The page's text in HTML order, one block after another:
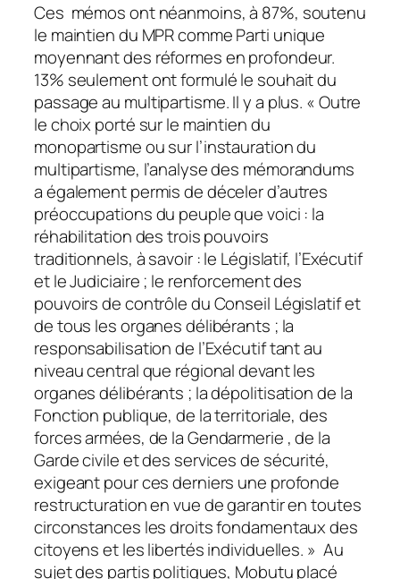
Ces mémos ont néanmoins, à 87%, soutenu
le maintien du MPR comme Parti unique
moyennant des réformes en profondeur.
13% seulement ont formulé le souhait du
passage au multipartisme. Il y a plus. « Outre
le choix porté sur le maintien du
monopartisme ou sur l’instauration du
multipartisme, l’analyse des mémorandums
a également permis de déceler d’autres
préoccupations du peuple que voici : la
réhabilitation des trois pouvoirs
traditionnels, à savoir : le Législatif, l’Exécutif
et le Judiciaire ; le renforcement des
pouvoirs de contrôle du Conseil Législatif et
de tous les organes délibérants ; la
responsabilisation de l’Exécutif tant au
niveau central que régional devant les
organes délibérants ; la dépolitisation de la
Fonction publique, de la territoriale, des
forces armées, de la Gendarmerie , de la
Garde civile et des services de sécurité,
exigeant pour ces derniers une profonde
restructuration en vue de garantir en toutes
circonstances les droits fondamentaux des
citoyens et les libertés individuelles. » Au
sujet des partis politiques, Mobutu placé